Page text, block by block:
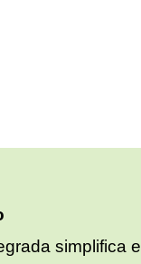
simplifica el